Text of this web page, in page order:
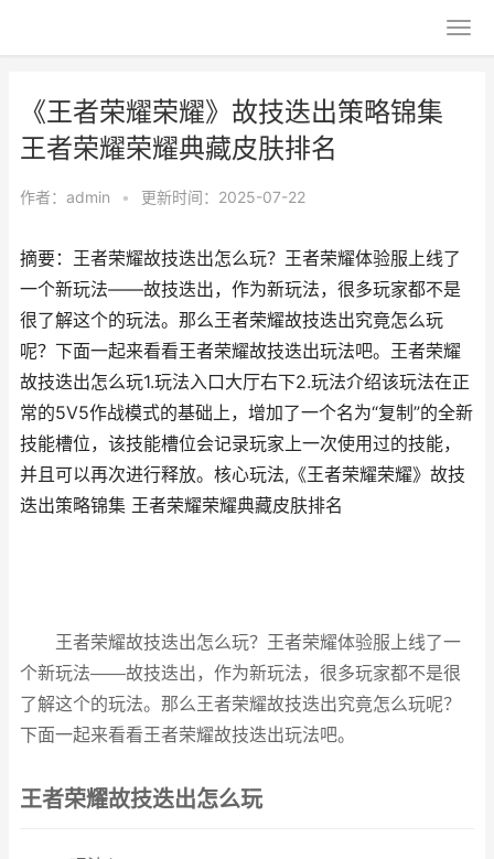
《王者荣耀荣耀》故技迭出策略锦集
王者荣耀荣耀典藏皮肤排名
作者： admin • 更新时间：2025-07-22
摘要：王者荣耀故技迭出怎么玩？王者荣耀体验服上线了
一个新玩法——故技迭出，作为新玩法，很多玩家都不是
很了解这个的玩法。那么王者荣耀故技迭出究竟怎么玩
呢？下面一起来看看王者荣耀故技迭出玩法吧。王者荣耀
故技迭出怎么玩1.玩法入口大厅右下2.玩法介绍该玩法在正
常的5V5作战模式的基础上，增加了一个名为“复制”的全新
技能槽位，该技能槽位会记录玩家上一次使用过的技能，
并且可以再次进行释放。核心玩法,《王者荣耀荣耀》故技
迭出策略锦集 王者荣耀荣耀典藏皮肤排名
王者荣耀故技迭出怎么玩？王者荣耀体验服上线了一
个新玩法——故技迭出，作为新玩法，很多玩家都不是很
了解这个的玩法。那么王者荣耀故技迭出究竟怎么玩呢？
下面一起来看看王者荣耀故技迭出玩法吧。
王者荣耀故技迭出怎么玩